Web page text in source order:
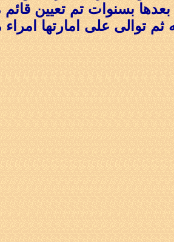
بسنوات تم تعيين
ثم توالى على امارتها